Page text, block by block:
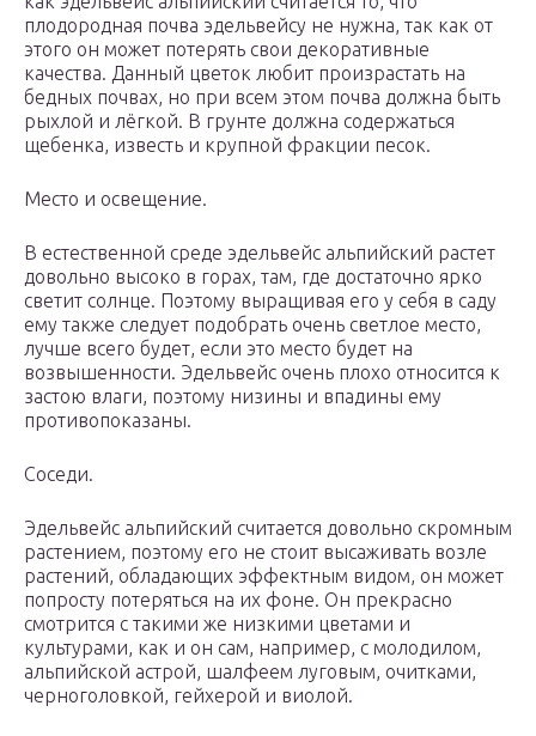
плодородная почва эдельвейсу не нужна, так как от
этого он может потерять свои декоративные
качества. Данный цветок любит произрастать на
бедных почвах, но при всем этом почва должна быть
рыхлой и лёгкой. В грунте должна содержаться
щебенка, известь и крупной фракции песок.
Место и освещение.
В естественной среде эдельвейс альпийский растет
довольно высоко в горах, там, где достаточно ярко
светит солнце. Поэтому выращивая его у себя в саду
ему также следует подобрать очень светлое место,
лучше всего будет, если это место будет на
возвышенности. Эдельвейс очень плохо относится к
застою влаги, поэтому низины и впадины ему
противопоказаны.
Соседи.
Эдельвейс альпийский считается довольно скромным
растением, поэтому его не стоит высаживать возле
растений, обладающих эффектным видом, он может
попросту потеряться на их фоне. Он прекрасно
смотрится с такими же низкими цветами и
культурами, как и он сам, например, с молодилом,
альпийской астрой, шалфеем луговым, очитками,
черноголовкой, гейхерой и виолой.